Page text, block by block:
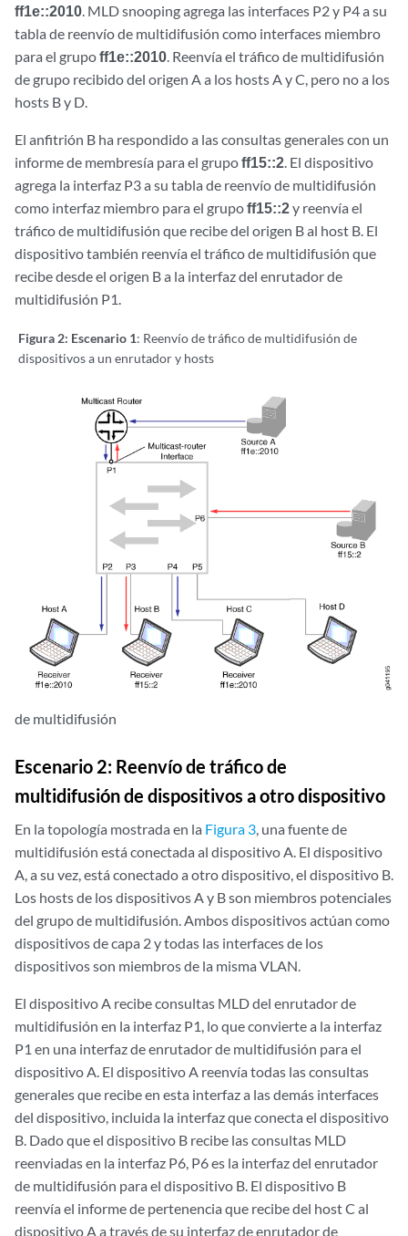
ff1e::2010 . MLD snooping agrega las interfaces P2 y P4 a su
tabla de reenvío de multidifusión como interfaces miembro
para el grupoff1e::2010 . Reenvía el tráfico de multidifusión
de grupo recibido del origen A a los hosts A y C, pero no a los
hosts B y D.
El anfitrión B ha respondido a las consultas generales con un
informe de membresía para el grupoff15::2 . El dispositivo
agrega la interfaz P3 a su tabla de reenvío de multidifusión
como interfaz miembro para el grupoff15::2 y reenvía el
tráfico de multidifusión que recibe del origen B al host B. El
dispositivo también reenvía el tráfico de multidifusión que
recibe desde el origen B a la interfaz del enrutador de
multidifusión P1.
Figura 2: Escenario 1: Reenvío de tráfico de multidifusión de
dispositivos a un enrutador y hosts
de multidifusión
Escenario 2: Reenvío de tráfico de
multidifusión de dispositivos a otro dispositivo
En la topología mostrada en la Figura 3 , una fuente de
multidifusión está conectada al dispositivo A. El dispositivo
A, a su vez, está conectado a otro dispositivo, el dispositivo B.
Los hosts de los dispositivos A y B son miembros potenciales
del grupo de multidifusión. Ambos dispositivos actúan como
dispositivos de capa 2 y todas las interfaces de los
dispositivos son miembros de la misma VLAN.
El dispositivo A recibe consultas MLD del enrutador de
multidifusión en la interfaz P1, lo que convierte a la interfaz
P1 en una interfaz de enrutador de multidifusión para el
dispositivo A. El dispositivo A reenvía todas las consultas
generales que recibe en esta interfaz a las demás interfaces
del dispositivo, incluida la interfaz que conecta el dispositivo
B. Dado que el dispositivo B recibe las consultas MLD
reenviadas en la interfaz P6, P6 es la interfaz del enrutador
de multidifusión para el dispositivo B. El dispositivo B
reenvía el informe de pertenencia que recibe del host C al
dispositivo A a través de su interfaz de enrutador de